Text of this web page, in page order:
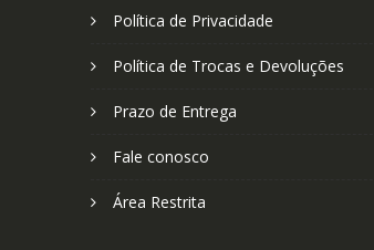
Política de Privacidade
Política de Trocas e Devoluções
Prazo de Entrega
Fale conosco
Área Restrita